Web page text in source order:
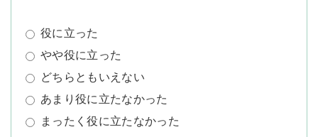
役に立った
やや役に立った
どちらともいえない
あまり役に立たなかった
まったく役に立たなかった